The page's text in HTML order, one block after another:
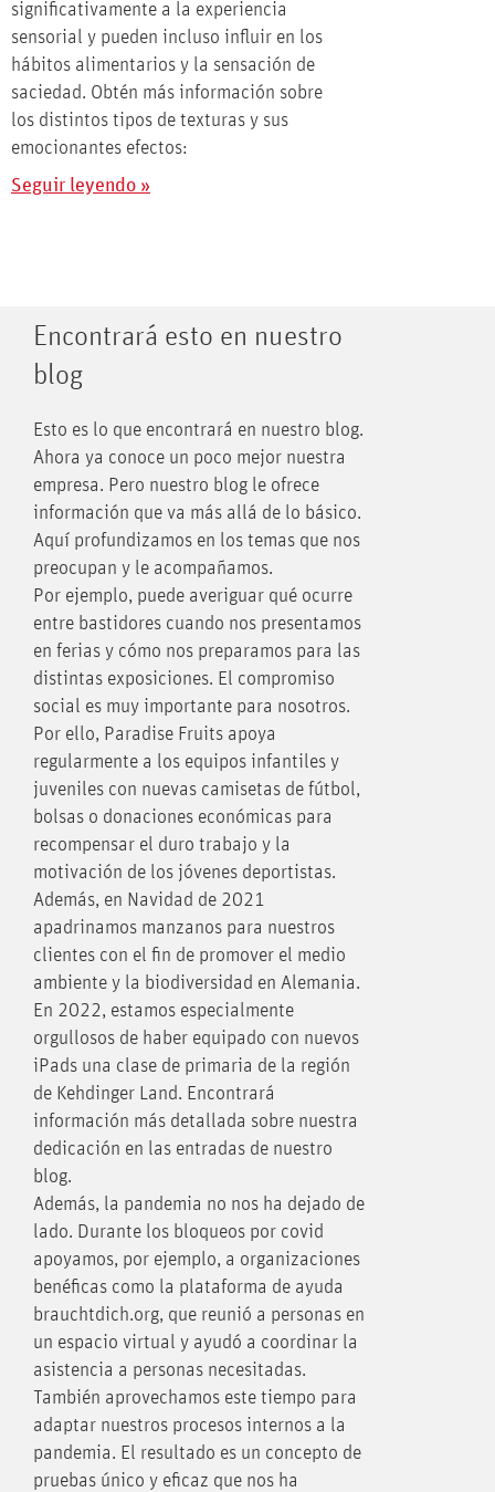
significativamente a la experiencia
sensorial y pueden incluso influir en los
hábitos alimentarios y la sensación de
saciedad. Obtén más información sobre
los distintos tipos de texturas y sus
emocionantes efectos:
Seguir leyendo »
Encontrará esto en nuestro
blog
Esto es lo que encontrará en nuestro blog.
Ahora ya conoce un poco mejor nuestra
empresa. Pero nuestro blog le ofrece
información que va más allá de lo básico.
Aquí profundizamos en los temas que nos
preocupan y le acompañamos.
Por ejemplo, puede averiguar qué ocurre
entre bastidores cuando nos presentamos
en ferias y cómo nos preparamos para las
distintas exposiciones. El compromiso
social es muy importante para nosotros.
Por ello, Paradise Fruits apoya
regularmente a los equipos infantiles y
juveniles con nuevas camisetas de fútbol,
bolsas o donaciones económicas para
recompensar el duro trabajo y la
motivación de los jóvenes deportistas.
Además, en Navidad de 2021
apadrinamos manzanos para nuestros
clientes con el fin de promover el medio
ambiente y la biodiversidad en Alemania.
En 2022, estamos especialmente
orgullosos de haber equipado con nuevos
iPads una clase de primaria de la región
de Kehdinger Land. Encontrará
información más detallada sobre nuestra
dedicación en las entradas de nuestro
blog.
Además, la pandemia no nos ha dejado de
lado. Durante los bloqueos por covid
apoyamos, por ejemplo, a organizaciones
benéficas como la plataforma de ayuda
brauchtdich.org, que reunió a personas en
un espacio virtual y ayudó a coordinar la
asistencia a personas necesitadas.
También aprovechamos este tiempo para
adaptar nuestros procesos internos a la
pandemia. El resultado es un concepto de
pruebas único y eficaz que nos ha